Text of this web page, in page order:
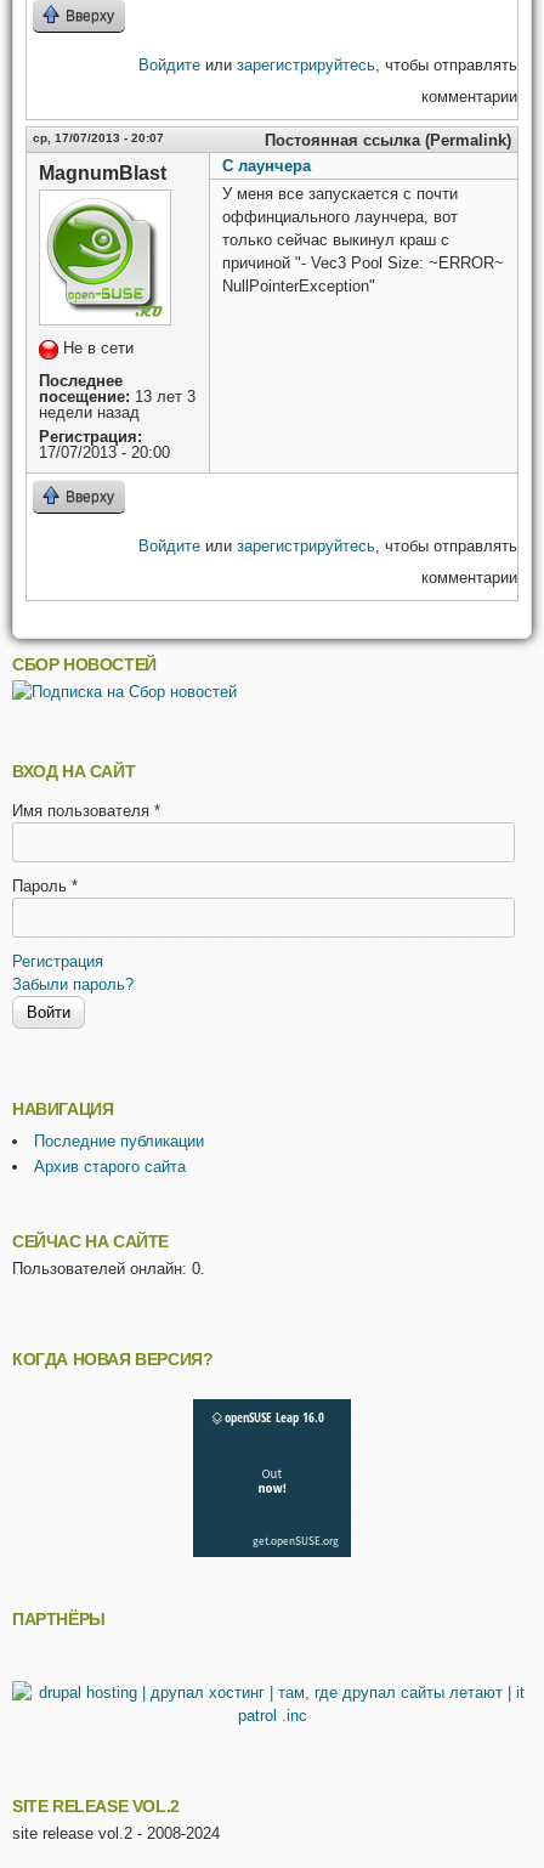
Вверху
Войдите или зарегистрируйтесь, чтобы отправлять
комментарии
ср, 17/07/2013 - 20:07 Постоянная ссылка (Permalink)
MagnumBlast
Не в сети
Последнее
посещение: 13 лет 3
недели назад
Регистрация:
17/07/2013 - 20:00
С лаунчера
У меня все запускается с почти
оффинциального лаунчера, вот
только сейчас выкинул краш с
причиной "- Vec3 Pool Size: ~ERROR~
NullPointerException"
Вверху
Войдите или зарегистрируйтесь, чтобы отправлять
комментарии
СБОР НОВОСТЕЙ
ВХОД НА САЙТ
Имя пользователя *
Пароль *
Регистрация
Забыли пароль?
НАВИГАЦИЯ
Последние публикации
Архив старого сайта
СЕЙЧАС НА САЙТЕ
Пользователей онлайн: 0.
КОГДА НОВАЯ ВЕРСИЯ?
ПАРТНЁРЫ
SITE RELEASE VOL.2
site release vol.2 - 2008-2024